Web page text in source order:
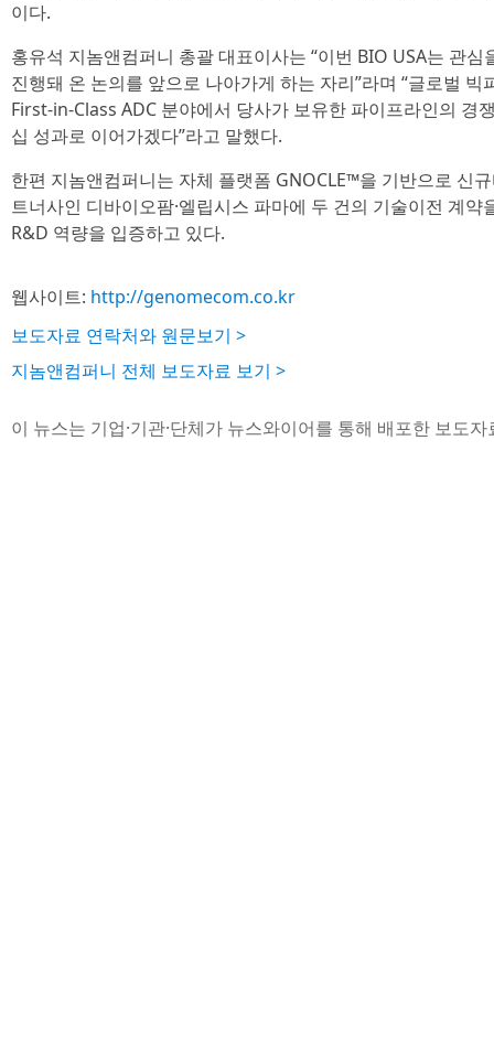
이다.
홍유석 지놈앤컴퍼니 총괄 대표이사는 “이번 BIO USA는 관
진행돼 온 논의를 앞으로 나아가게 하는 자리”라며 “글로벌
First-in-Class ADC 분야에서 당사가 보유한 파이프라인의 경
십 성과로 이어가겠다”라고 말했다.
한편 지놈앤컴퍼니는 자체 플랫폼 GNOCLE™을 기반으로 신
트너사인 디바이오팜·엘립시스 파마에 두 건의 기술이전 계
R&D 역량을 입증하고 있다.
웹사이트: http://genomecom.co.kr
보도자료 연락처와 원문보기 >
지놈앤컴퍼니 전체 보도자료 보기 >
이 뉴스는 기업·기관·단체가 뉴스와이어를 통해 배포한 보도